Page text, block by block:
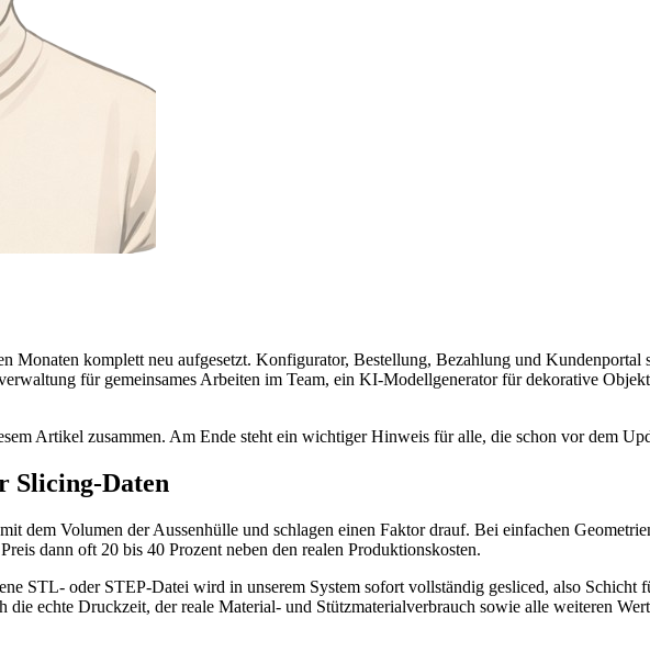
Monaten komplett neu aufgesetzt. Konfigurator, Bestellung, Bezahlung und Kundenportal
für gemeinsames Arbeiten im Team, ein KI-Modellgenerator für dekorative
Artikel zusammen. Am Ende steht ein wichtiger Hinweis für alle, die schon vor dem
Slicing-Daten
dem Volumen der Aussenhülle und schlagen einen Faktor drauf. Bei einfachen
dann oft 20 bis 40 Prozent neben den realen Produktionskosten.
STL- oder STEP-Datei wird in unserem System sofort vollständig gesliced, also
die echte Druckzeit, der reale Material- und Stützmaterialverbrauch sowie alle weiteren